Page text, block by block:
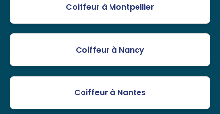
Coiffeur à Montpellier
Coiffeur à Nancy
Coiffeur à Nantes